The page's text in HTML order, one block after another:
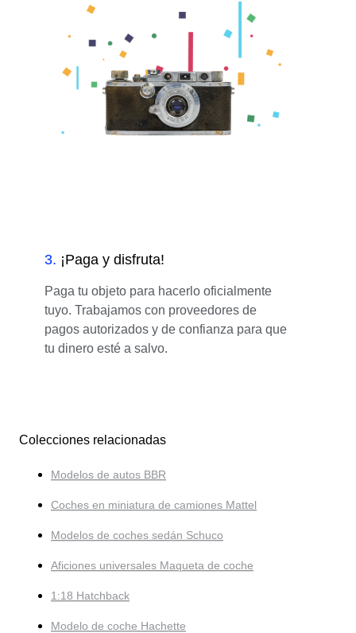
3. ¡Paga y disfruta!
Paga tu objeto para hacerlo oficialmente
tuyo. Trabajamos con proveedores de
pagos autorizados y de confianza para que
tu dinero esté a salvo.
Colecciones relacionadas
Modelos de autos BBR
Coches en miniatura de camiones Mattel
Modelos de coches sedán Schuco
Aficiones universales Maqueta de coche
1:18 Hatchback
Modelo de coche Hachette